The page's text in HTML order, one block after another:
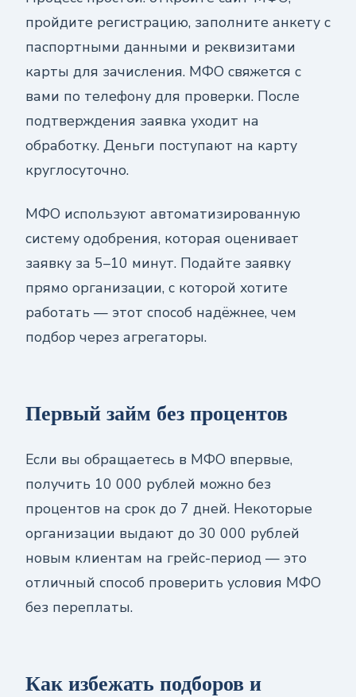
пройдите регистрацию, заполните анкету с
паспортными данными и реквизитами
карты для зачисления. МФО свяжется с
вами по телефону для проверки. После
подтверждения заявка уходит на
обработку. Деньги поступают на карту
круглосуточно.
МФО используют автоматизированную
систему одобрения, которая оценивает
заявку за 5–10 минут. Подайте заявку
прямо организации, с которой хотите
работать — этот способ надёжнее, чем
подбор через агрегаторы.
Первый займ без процентов
Если вы обращаетесь в МФО впервые,
получить 10 000 рублей можно без
процентов на срок до 7 дней. Некоторые
организации выдают до 30 000 рублей
новым клиентам на грейс-период — это
отличный способ проверить условия МФО
без переплаты.
Как избежать подборов и